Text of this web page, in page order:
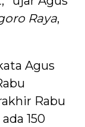
Raya,
Agus
Rabu
150